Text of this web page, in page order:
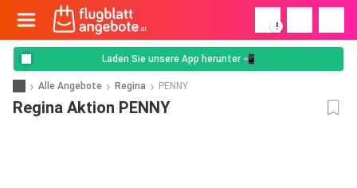
!
Laden Sie unsere App herunter 📲
Alle Angebote Regina PENNY
Regina Aktion PENNY